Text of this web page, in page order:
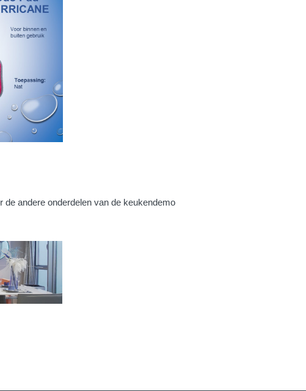
de andere onderdelen van de keukendemo